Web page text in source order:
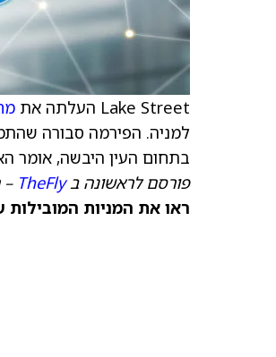
Lake Street העלתה את
בתחום העין היבשה, אומר
פורסם לראשונה בTheFly
–
ראו את המניות המובילות